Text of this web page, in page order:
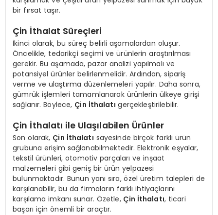
bir fırsat taşır.
Çin İthalat Süreçleri
İkinci olarak, bu süreç belirli aşamalardan oluşur.
Öncelikle, tedarikçi seçimi ve ürünlerin araştırılması
gerekir. Bu aşamada, pazar analizi yapılmalı ve
potansiyel ürünler belirlenmelidir. Ardından, sipariş
verme ve ulaştırma düzenlemeleri yapılır. Daha sonra,
gümrük işlemleri tamamlanarak ürünlerin ülkeye girişi
sağlanır. Böylece, Çin İthalatı gerçekleştirilebilir.
Çin İthalatı ile Ulaşılabilen Ürünler
Son olarak, Çin İthalatı sayesinde birçok farklı ürün
grubuna erişim sağlanabilmektedir. Elektronik eşyalar,
tekstil ürünleri, otomotiv parçaları ve inşaat
malzemeleri gibi geniş bir ürün yelpazesi
bulunmaktadır. Bunun yanı sıra, özel üretim talepleri de
karşılanabilir, bu da firmaların farklı ihtiyaçlarını
karşılama imkanı sunar. Özetle, Çin İthalatı, ticari
başarı için önemli bir araçtır.